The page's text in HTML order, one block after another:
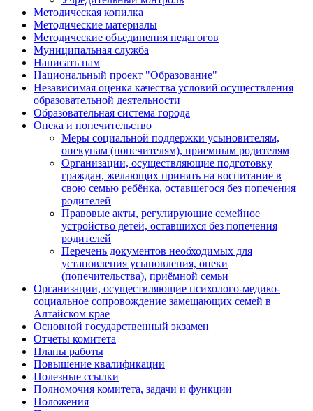
Методическая копилка
Методические материалы
Методические объединения педагогов
Муниципальная служба
Написать нам
Национальный проект "Образование"
Независимая оценка качества условий осуществления
образовательной деятельности
Образовательная система города
Опека и попечительство
Меры социальной поддержки усыновителям,
опекунам (попечителям), приемным родителям
Организации, осуществляющие подготовку
граждан, желающих принять на воспитание в
свою семью ребёнка, оставшегося без попечения
родителей
Правовые акты, регулирующие семейное
устройство детей, оставшихся без попечения
родителей
Перечень документов необходимых для
установления усыновления, опеки
(попечительства), приёмной семьи
Организации, осуществляющие психолого-медико-
социальное сопровождение замещающих семей в
Алтайском крае
Основной государственный экзамен
Отчеты комитета
Планы работы
Повышение квалификации
Полезные ссылки
Полномочия комитета, задачи и функции
Положения